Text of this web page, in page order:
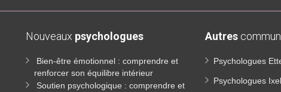
Nouveaux psychologues
Bien-être émotionnel : comprendre et
renforcer son équilibre intérieur
Soutien psychologique : comprendre et
Autres
Psychologues
Psychologues